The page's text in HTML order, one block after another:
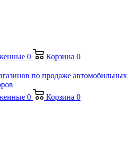
0 Корзина 0
0 Корзина 0